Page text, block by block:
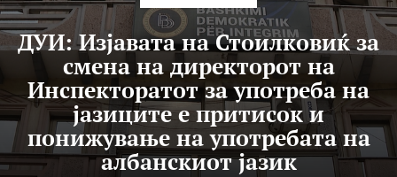
ДУИ: Изјавата на Стоилковиќ за
смена на директорот на
Инспекторатот за употреба на
јазиците е притисок и
понижување на употребата на
албанскиот јазик